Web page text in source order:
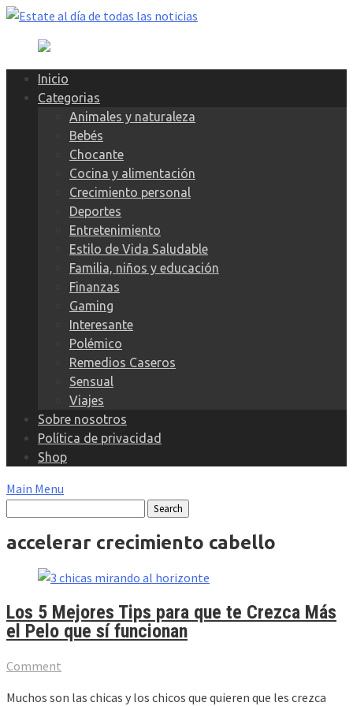
Skip
content
Inicio
Categorias
Animales y naturaleza
Bebés
Chocante
Cocina y alimentación
Crecimiento personal
Deportes
Entretenimiento
Estilo de Vida Saludable
Familia, niños y educación
Finanzas
Gaming
Interesante
Polémico
Remedios Caseros
Sensual
Viajes
Sobre nosotros
Política de privacidad
Shop
Main Menu
accelerar crecimiento cabello
Los 5 Mejores Tips para que te Crezca Más
el Pelo que sí funcionan
Comment
Muchos son las chicas y los chicos que quieren que les crezca